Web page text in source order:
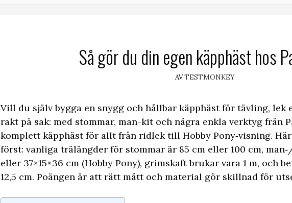
Så gör du din egen käpphäst hos
AVTESTMONKEY
Vill du själv bygga en snygg och hållbar käpphäst för tävling, lek
rakt på sak: med stommar, man-kit och några enkla verktyg från
komplett käpphäst för allt från ridlek till Hobby Pony‑visning.
först: vanliga trälängder för stommar är 85 cm eller 100 cm,
eller 37×15×36 cm (Hobby Pony), grimskaft brukar vara 1 m, och
12,5 cm. Poängen är att rätt mått och material gör skillnad för